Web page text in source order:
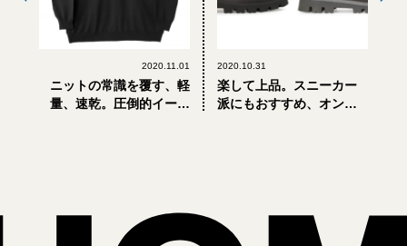
2020.11.01
ニットの常識を覆す、軽
量、速乾。圧倒的イージ
2020.10.31
楽して上品。スニーカー
派にもおすすめ、オンオ